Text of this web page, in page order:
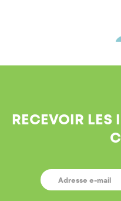
RECEVOIR
E-
MAIL *